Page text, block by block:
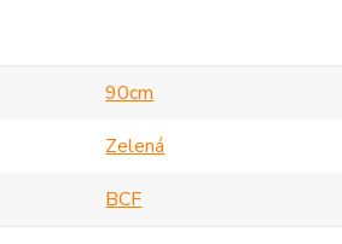
90cm
Zelená
BCF